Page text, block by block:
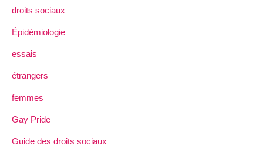
droits sociaux
Épidémiologie
essais
étrangers
femmes
Gay Pride
Guide des droits sociaux